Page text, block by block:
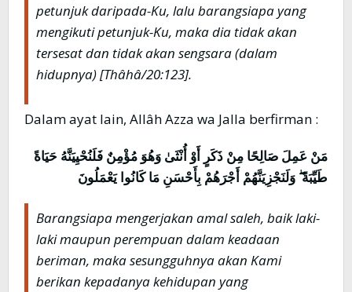
petunjuk daripada-Ku, lalu barangsiapa yang
mengikuti petunjuk-Ku, maka dia tidak akan
tersesat dan tidak akan sengsara (dalam
hidupnya)[Thâhâ/20:123].
Dalam ayat lain, Allâh Azza wa Jalla berfirman :
مَنْ عَمِلَ صَالِحًا مِنْ ذَكَرٍ أَوْ أُنْثَىٰ وَهُوَ مُؤْمِنٌ فَلَنُحْيِيَنَّهُ حَيَاةً
طَيِّبَةً ۖ وَلَنَجْزِيَنَّهُمْ أَجْرَهُمْ بِأَحْسَنِ مَا كَانُوا يَعْمَلُونَ
Barangsiapa mengerjakan amal saleh, baik laki-
laki maupun perempuan dalam keadaan
beriman, maka sesungguhnya akan Kami
berikan kepadanya kehidupan yang